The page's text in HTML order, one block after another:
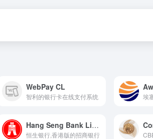
WebPay CL
智利的银行卡在线支付系统 埃
Hang Seng Bank Limited
恒生银行,香港版的招商银行